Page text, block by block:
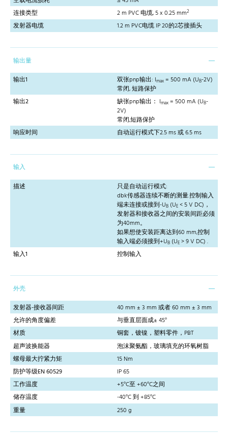
连接类型
2 m PVC 电缆, 5 x 0.25 mm2
发射器电缆 1.2 m PVC电缆 IP 20的2芯接插头
输出量
输出1
双张pnp输出: Imax = 500 mA (UB-2V)
常闭, 短路保护
输出2
缺张pnp输出： Imax = 500 mA (UB-
2V)
常闭,短路保护
响应时间
自动运行模式下2.5 ms 或 6.5 ms
输入
描述
只是自动运行模式:
dbk传感器连续不断的测量.控制输入
端未连接或接到-UB (UE < 5 V DC)，
发射器和接收器之间的安装间距必须
为40mm。
如果想使安装距离达到60 mm,控制
输入端必须接到+UB (UE > 9 V DC) .
输入1
控制输入
外壳
发射器-接收器间距
40 mm ± 3 mm 或者 60 mm ± 3 mm
允许的角度偏差
与垂直层面成± 45°
材质
铜套，镀镍，塑料零件，PBT
超声波换能器
泡沫聚氨酯，玻璃填充的环氧树脂
螺母最大拧紧力矩
15 Nm
防护等级EN 60529
IP 65
工作温度
+5°C至 +60°C之间
储存温度
-40°C 到 +85°C
重量
250 g